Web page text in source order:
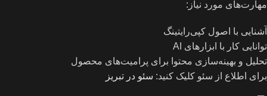
مهارت‌های مورد نیاز:
آشنایی با اصول کپی‌رایتینگ
توانایی کار با ابزارهای AI
تحلیل و بهینه‌سازی محتوا برای پرامیت‌های محصول
برای اطلاع از سئو کلیک کنید: سئو در تبریز